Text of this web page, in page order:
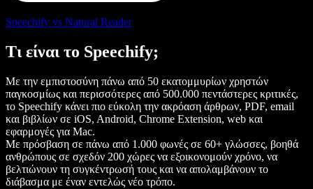
Speechify vs Natural Reader
Τι είναι το Speechify;
Με την εμπιστοσύνη πάνω από 50 εκατομμυρίων χρηστών
παγκοσμίως και περισσότερες από 500.000 πεντάστερες κριτικές,
το Speechify κάνει πιο εύκολη την ακρόαση άρθρων, PDF, email
και βιβλίων σε iOS, Android, Chrome Extension, web και
εφαρμογές για Mac.
Με πρόσβαση σε πάνω από 1.000 φωνές σε 60+ γλώσσες, βοηθά
ανθρώπους σε σχεδόν 200 χώρες να εξοικονομούν χρόνο, να
βελτιώνουν τη συγκέντρωσή τους και να απολαμβάνουν το
διάβασμα με έναν εντελώς νέο τρόπο.